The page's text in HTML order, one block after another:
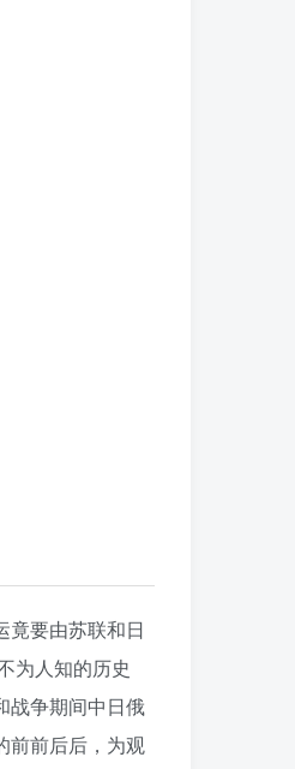
竟要由苏联和日
为人知的历史
战争期间中日俄
前前后后，为观